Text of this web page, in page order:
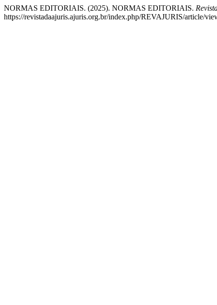
NORMAS EDITORIAIS. (2025). NORMAS EDITORIAIS.
https://revistadaajuris.ajuris.org.br/index.php/REVAJURIS/article/